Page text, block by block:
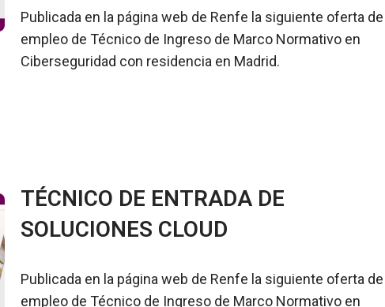
Publicada en la página web de Renfe la siguiente oferta de
empleo de Técnico de Ingreso de Marco Normativo en
Ciberseguridad con residencia en Madrid.
TÉCNICO DE ENTRADA DE
SOLUCIONES CLOUD
Publicada en la página web de Renfe la siguiente oferta de
empleo de Técnico de Ingreso de Marco Normativo en